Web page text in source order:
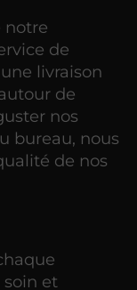
notre
de
livraison
de
nos
bureau, nous
de nos
et